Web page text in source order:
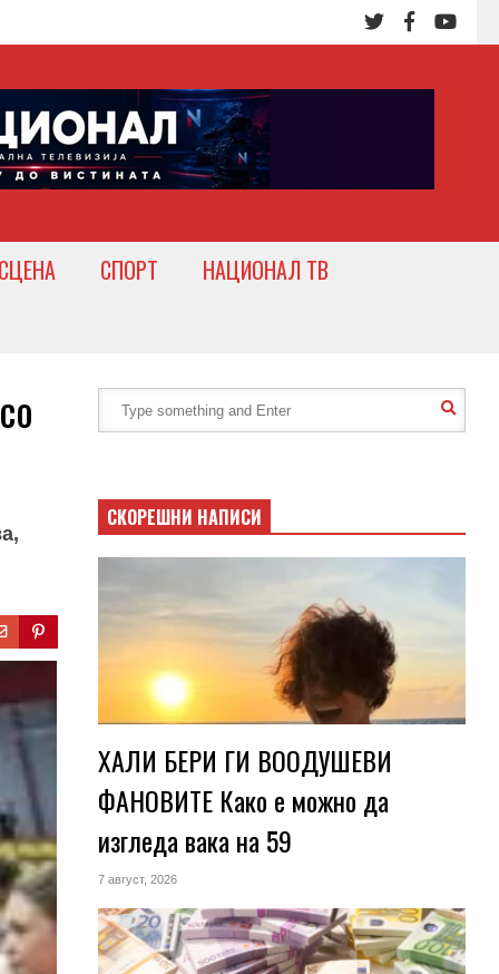
СЦЕНА СПОРТ
НАЦИОНАЛ ТВ
СКОРЕШНИ НАПИСИ
ХАЛИ БЕРИ ГИ ВООДУШЕВИ
ФАНОВИТЕ Како е можно да
изгледа вака на 59
7 август, 2026